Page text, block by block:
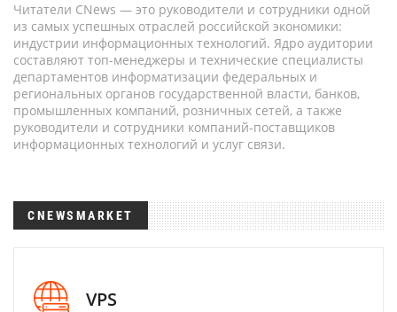
Читатели CNews — это руководители и сотрудники одной
из самых успешных отраслей российской экономики:
индустрии информационных технологий. Ядро аудитории
составляют топ-менеджеры и технические специалисты
департаментов информатизации федеральных и
региональных органов государственной власти, банков,
промышленных компаний, розничных сетей, а также
руководители и сотрудники компаний-поставщиков
информационных технологий и услуг связи.
CNEWSMARKET
VPS